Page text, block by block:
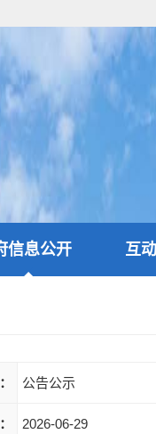
信息公开 互
公告公示
2026-06-29